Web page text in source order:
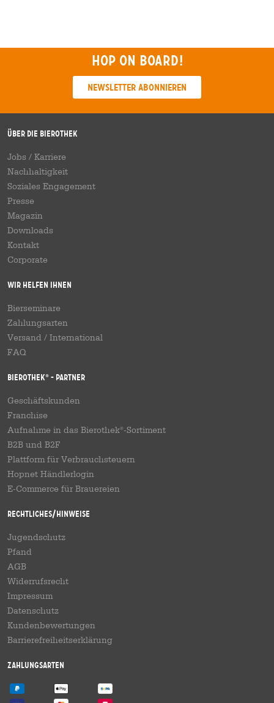
Hop on board!
Newsletter abonnieren
Über die Bierothek
Jobs / Karriere
Nachhaltigkeit
Soziales Engagement
Presse
Magazin
Downloads
Kontakt
Corporate
Wir helfen Ihnen
Bierseminare
Zahlungsarten
Versand / International
FAQ
Bierothek® - Partner
Geschäftskunden
Franchise
Aufnahme in das Bierothek®-Sortiment
B2B und B2F
Plattform für Verbrauchsteuern
Hopnet Händlerlogin
E-Commerce für Brauereien
Rechtliches/Hinweise
Jugendschutz
Pfand
AGB
Widerrufsrecht
Impressum
Datenschutz
Kundenbewertungen
Barrierefreiheitserklärung
Zahlungsarten